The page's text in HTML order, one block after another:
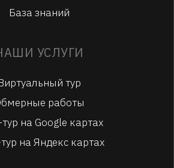
База знаний
УСЛУГИ
тур
работы
на Google картах
на Яндекс картах